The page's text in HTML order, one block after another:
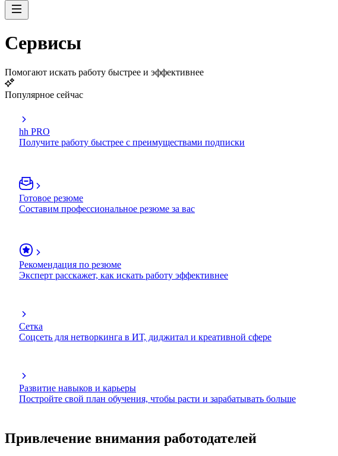
Сервисы
Помогают искать работу быстрее и эффективнее
Популярное сейчас
hh PRO
Получите работу быстрее с преимуществами подписки
Готовое резюме
Составим профессиональное резюме за вас
Рекомендация по резюме
Эксперт расскажет, как искать работу эффективнее
Сетка
Соцсеть для нетворкинга в ИТ, диджитал и креативной сфере
Развитие навыков и карьеры
Постройте свой план обучения, чтобы расти и зарабатывать больше
Привлечение внимания работодателей